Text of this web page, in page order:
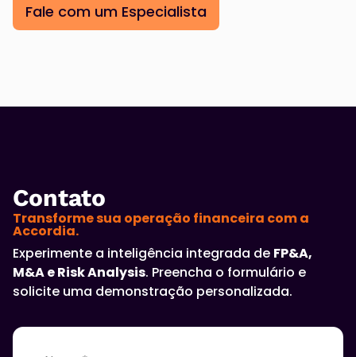
Fale com um Especialista
Contato
Transforme sua operação financeira com a
Accordia.
Experimente a inteligência integrada de FP&A,
M&A e Risk Analysis. Preencha o formulário e
solicite uma demonstração personalizada.